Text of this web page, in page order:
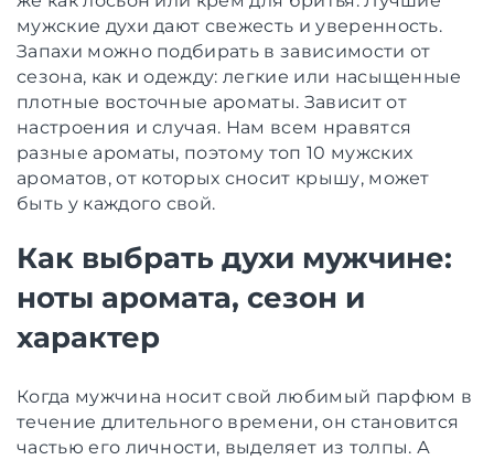
мужские духи дают свежесть и уверенность.
Запахи можно подбирать в зависимости от
сезона, как и одежду: легкие или насыщенные
плотные восточные ароматы. Зависит от
настроения и случая. Нам всем нравятся
разные ароматы, поэтому топ 10 мужских
ароматов, от которых сносит крышу, может
быть у каждого свой.
Как выбрать духи мужчине:
ноты аромата, сезон и
характер
Когда мужчина носит свой любимый парфюм в
течение длительного времени, он становится
частью его личности, выделяет из толпы. А